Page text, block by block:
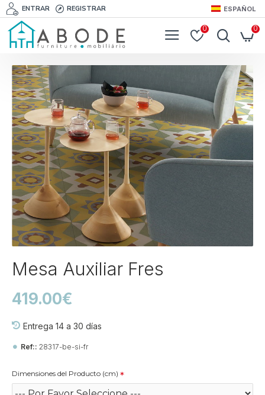
ENTRAR REGISTRAR ESPAÑOL
0 0
Mesa Auxiliar Fres
Entrega 14 a 30 días
Ref:: 28317-be-si-fr
419.00€
Dimensiones del Producto (cm)